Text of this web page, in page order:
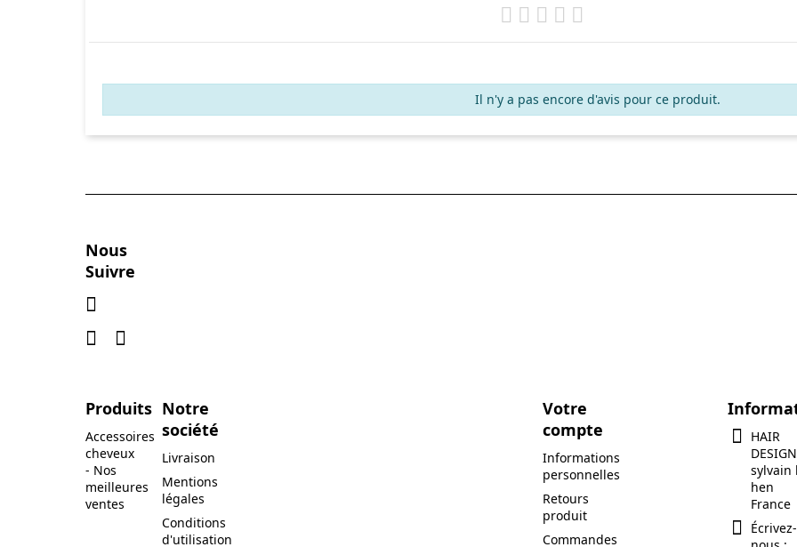
Il n'y a pas encore d'avis pour ce produit.
Nous
Suivre
Produits
Accessoires
cheveux
- Nos
meilleures
ventes
Notre
société
Livraison
Mentions
légales
Conditions
d'utilisation
Votre
compte
Informations
personnelles
Retours
produit
Commandes
HAIR
sylvain
hen
France
Écrivez-